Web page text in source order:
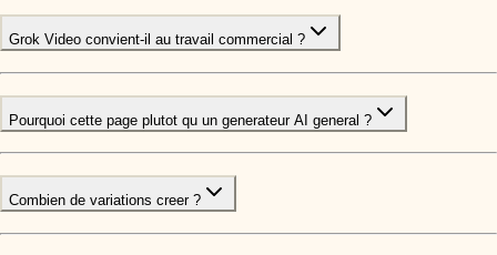
Grok Video convient-il au travail commercial ?
Pourquoi cette page plutot qu un generateur AI general ?
Combien de variations creer ?